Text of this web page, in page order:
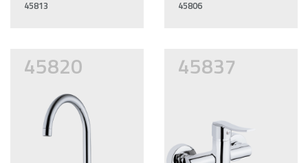
45813
45806
45820 45837